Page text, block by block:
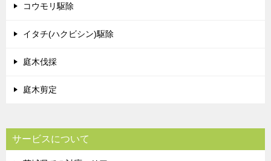
コウモリ駆除
イタチ(ハクビシン)駆除
庭木伐採
庭木剪定
サービスについて